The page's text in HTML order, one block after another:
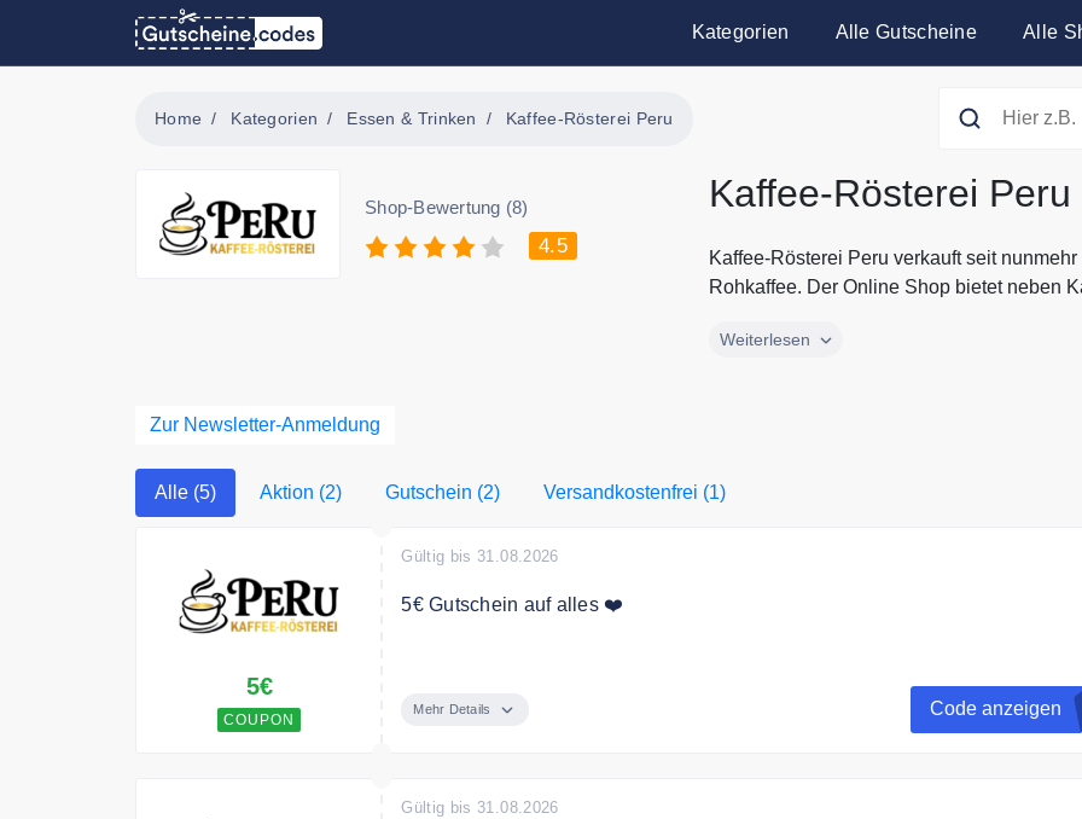
Kategorien Alle Gutscheine Alle
Home Kategorien Essen & Trinken Kaffee-Rösterei Peru
Shop-Bewertung (8)
4.5
Kaffee-Rösterei
Kaffee-Rösterei Peru verkauft seit
Rohkaffee. Der Online Shop bietet neben
Kaffee-Rösterei Peru verkauft seit
Weiterlesen
Zur Newsletter-Anmeldung
Alle (5) Aktion (2) Gutschein (2) Versandkostenfrei (1)
5€
COUPON
Gültig bis 31.08.2026
5€ Gutschein auf alles ❤️
Mehr Details Code anzeigen
Gültig bis 31.08.2026